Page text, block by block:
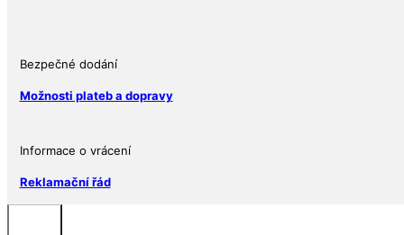
Bezpečné dodání
Možnosti plateb a dopravy
Informace o vrácení
Reklamační řád